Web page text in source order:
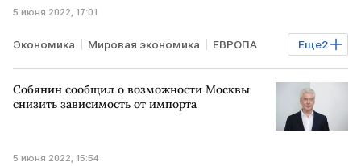
5 июня 2022, 17:01
Еще2
Экономика Мировая экономика ЕВРОПА
Реджеп Тайип Эрдоган СВО
Собянин сообщил о возможности Москвы
снизить зависимость от импорта
5 июня 2022, 15:54